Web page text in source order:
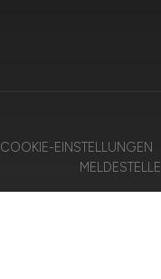
COOKIE-EINSTELLUNGEN
MELDESTELLE